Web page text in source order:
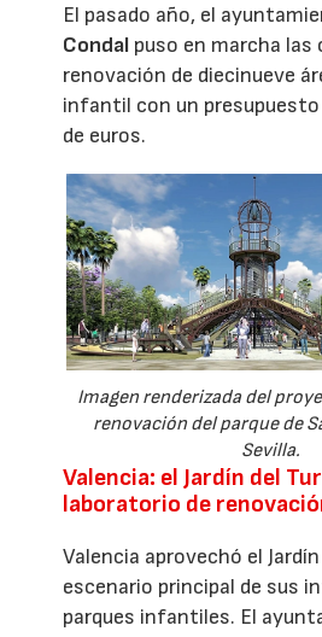
El pasado año, el
Condal puso en marcha las
renovación de diecinueve
infantil con un
de euros.
Imagen renderizada del
renovación del parque de
Sevilla.
Valencia: el Jardín del
laboratorio de
Valencia aprovechó el
escenario principal de sus
parques infantiles. El